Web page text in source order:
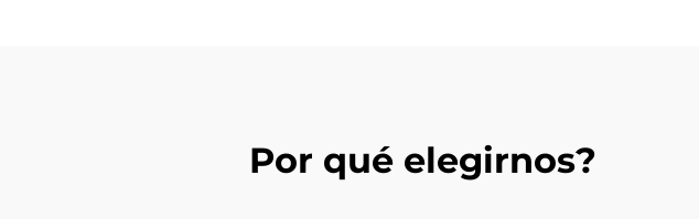
Por qué elegirnos?